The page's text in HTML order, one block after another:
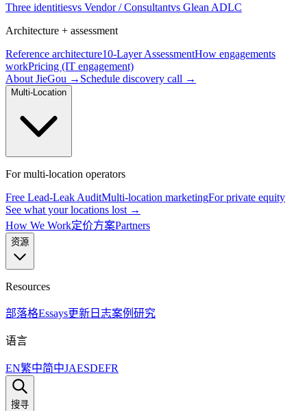
Three identitiesvs Vendor / Consultantvs Glean ADLC
Architecture + assessment
Reference architecture10-Layer AssessmentHow engagements
workPricing (IT engagement)
About JieGou → Schedule discovery call →
Multi-Location
For multi-location operators
Free Lead-Leak AuditMulti-location marketingFor private equity
See what your locations lost →
How We Work定价方案Partners
资源
Resources
部落格Essays更新日志案例研究
语言
EN繁中简中JAESDEFR
搜寻